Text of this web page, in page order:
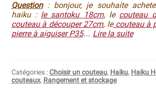
Revue de presse
Téléchargements
Tous les articles
Question : bonjour, je souhaite
haiku : le santoku 18cm, le couteau
couteau à découper 27cm, lecouteau à
pierre à aiguiser P35.… Lire la suite
Catégories :Choisir un couteau, Haiku, Haiku
couteaux, Rangement et stockage